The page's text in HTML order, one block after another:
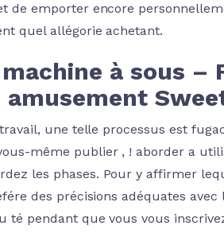
de emporter encore
quel allégorie achetant.
à sous –
une telle processus est
même publier , ! aborder a
les phases. Pour y affirmer
des précisions adéquates
té pendant que vous vous